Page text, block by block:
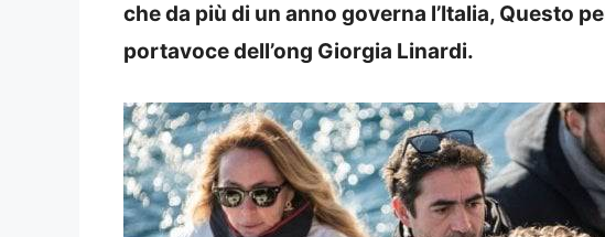
che da più di un anno governa l’Italia, Questo
portavoce dell’ong Giorgia Linardi.